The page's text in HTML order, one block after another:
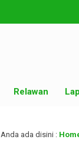
Relawan
Anda ada disini :